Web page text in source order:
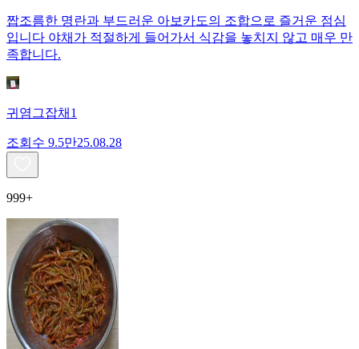
짭조름한 명란과 부드러운 아보카도의 조합으로 즐거운 점심
입니다 야채가 적절하게 들어가서 식감을 놓치지 않고 매우 만
족합니다.
귀염그잡채1
조회수 9.5만25.08.28
999+